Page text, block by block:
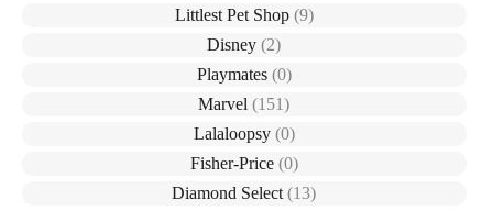
Littlest Pet Shop (9)
Disney(2)
Playmates (0)
Marvel(151)
Lalaloopsy (0)
Fisher-Price (0)
Diamond Select(13)